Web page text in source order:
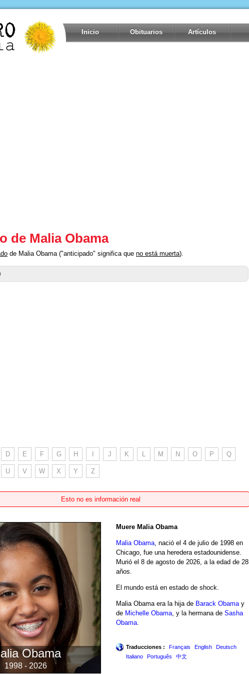
Inicio Obituarios Artículos
de Malia Obama
de Malia Obama ("anticipado" significa que no está muerta).
D E F G H J K L M N O P Q
U V W X Y Z
Esto no es información real
Obama
1998 - 2026
Muere Malia Obama
Malia Obama , nació el 4 de julio de 1998 en
Chicago, fue una heredera estadounidense.
Murió el 8 de agosto de 2026, a la edad de 28
años.
El mundo está en estado de shock.
Malia Obama era la hija de Barack Obama y
de Michelle Obama , y la hermana de Sasha
Obama
Traducciones : Français English
Deutsch
Italiano
Português 中文